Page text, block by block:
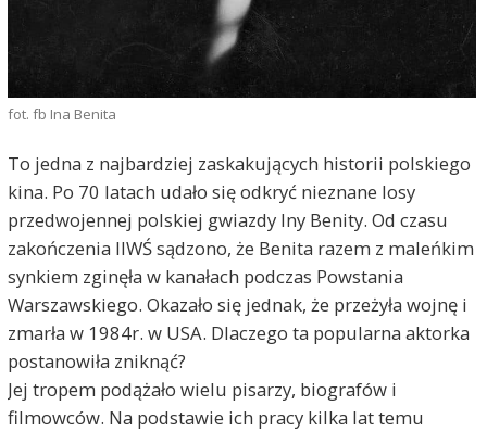
fot. fb Ina Benita
To jedna z najbardziej zaskakujących historii polskiego
kina. Po 70 latach udało się odkryć nieznane losy
przedwojennej polskiej gwiazdy Iny Benity. Od czasu
zakończenia IIWŚ sądzono, że Benita razem z maleńkim
synkiem zginęła w kanałach podczas Powstania
Warszawskiego. Okazało się jednak, że przeżyła wojnę i
zmarła w 1984r. w USA. Dlaczego ta popularna aktorka
postanowiła zniknąć?
Jej tropem podążało wielu pisarzy, biografów i
filmowców. Na podstawie ich pracy kilka lat temu